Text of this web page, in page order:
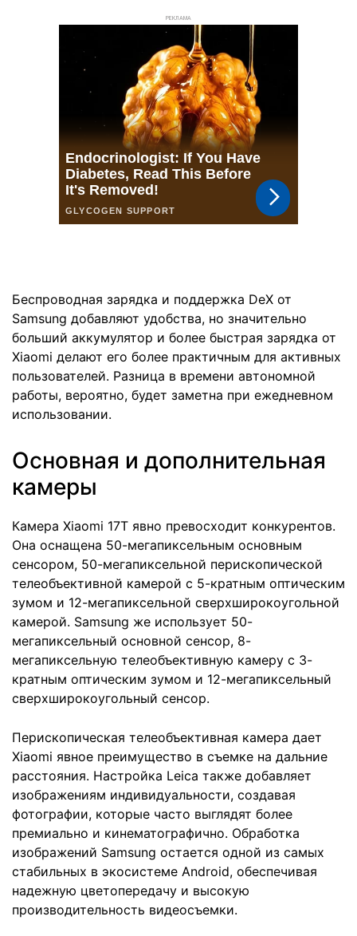
РЕКЛАМА
Беспроводная зарядка и поддержка DeX от
Samsung добавляют удобства, но значительно
больший аккумулятор и более быстрая зарядка от
Xiaomi делают его более практичным для активных
пользователей. Разница в времени автономной
работы, вероятно, будет заметна при ежедневном
использовании.
Основная и дополнительная
камеры
Камера Xiaomi 17T явно превосходит конкурентов.
Она оснащена 50-мегапиксельным основным
сенсором, 50-мегапиксельной перископической
телеобъективной камерой с 5-кратным оптическим
зумом и 12-мегапиксельной сверхширокоугольной
камерой. Samsung же использует 50-
мегапиксельный основной сенсор, 8-
мегапиксельную телеобъективную камеру с 3-
кратным оптическим зумом и 12-мегапиксельный
сверхширокоугольный сенсор.
Перископическая телеобъективная камера дает
Xiaomi явное преимущество в съемке на дальние
расстояния. Настройка Leica также добавляет
изображениям индивидуальности, создавая
фотографии, которые часто выглядят более
премиально и кинематографично. Обработка
изображений Samsung остается одной из самых
стабильных в экосистеме Android, обеспечивая
надежную цветопередачу и высокую
производительность видеосъемки.